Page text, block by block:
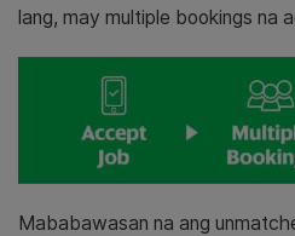
lang, may multiple bookings na
Mababawasan na ang